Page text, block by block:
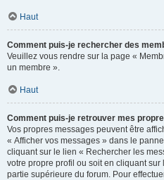
Haut
Comment puis-je rechercher des
Veuillez vous rendre sur la page «
un membre ».
Haut
Comment puis-je retrouver mes
Vos propres messages peuvent être
« Afficher vos messages » dans le
cliquant sur le lien « Rechercher les
votre propre profil ou soit en cliquant
partie supérieure du forum. Pour